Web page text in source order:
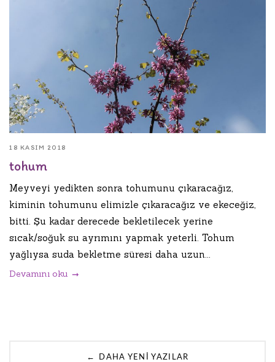
18 KASIM 2018
tohum
Meyveyi yedikten sonra tohumunu çıkaracağız,
kiminin tohumunu elimizle çıkaracağız ve ekeceğiz,
bitti. Şu kadar derecede bekletilecek yerine
sıcak/soğuk su ayrımını yapmak yeterli. Tohum
yağlıysa suda bekletme süresi daha uzun...
Devamını oku
← DAHA YENI YAZILAR